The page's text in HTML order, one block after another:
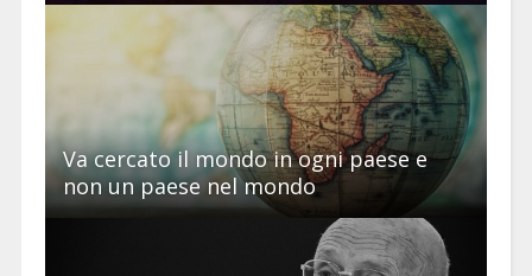
Va cercato il mondo in ogni paese e
non un paese nel mondo